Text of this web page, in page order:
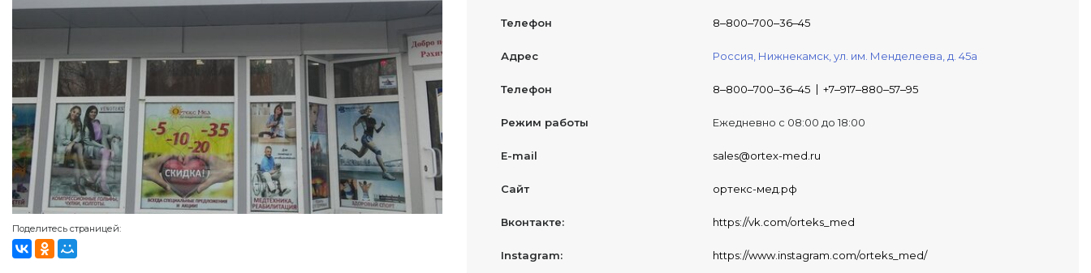
Поделитесь страницей:
Телефон 8‒800‒700‒36‒45
Адрес Россия, Нижнекамск, ул. им. Менделеева, д. 45а
Телефон 8‒800‒700‒36‒45 +7‒917‒880‒57‒95
Режим работы Ежедневно с 08:00 до 18:00
E-mail sales@ortex-med.ru
Сайт ортекс-мед.рф
Вконтакте: https://vk.com/orteks_med
Instagram: https://www.instagram.com/orteks_med/